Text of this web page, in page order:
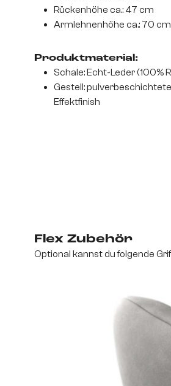
Rückenhöhe ca.: 47 cm
Armlehnenhöhe ca.: 70 cm
Produktmaterial:
Schale: Echt-Leder (100%
Gestell:
Effektfinish
Flex Zubehör
Optional kannst du folgende